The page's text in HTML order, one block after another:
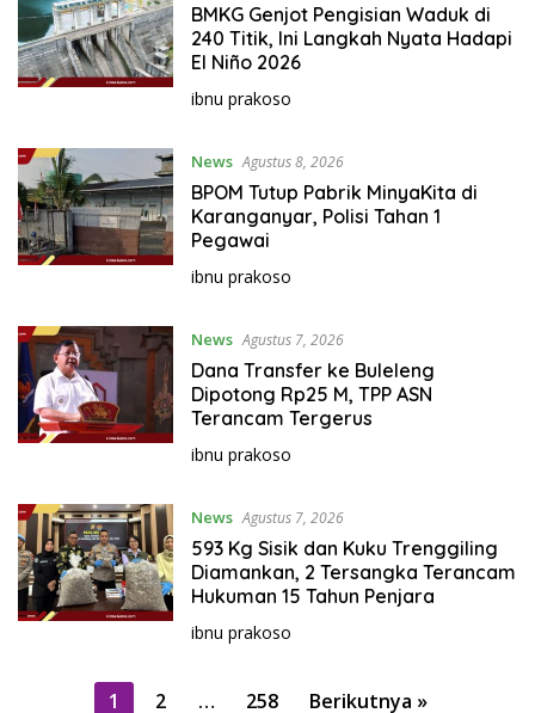
BMKG Genjot Pengisian Waduk di
240 Titik, Ini Langkah Nyata Hadapi
El Niño 2026
ibnu prakoso
News Agustus 8, 2026
BPOM Tutup Pabrik MinyaKita di
Karanganyar, Polisi Tahan 1
Pegawai
ibnu prakoso
News Agustus 7, 2026
Dana Transfer ke Buleleng
Dipotong Rp25 M, TPP ASN
Terancam Tergerus
ibnu prakoso
News Agustus 7, 2026
593 Kg Sisik dan Kuku Trenggiling
Diamankan, 2 Tersangka Terancam
Hukuman 15 Tahun Penjara
ibnu prakoso
1 2 … 258 Berikutnya »